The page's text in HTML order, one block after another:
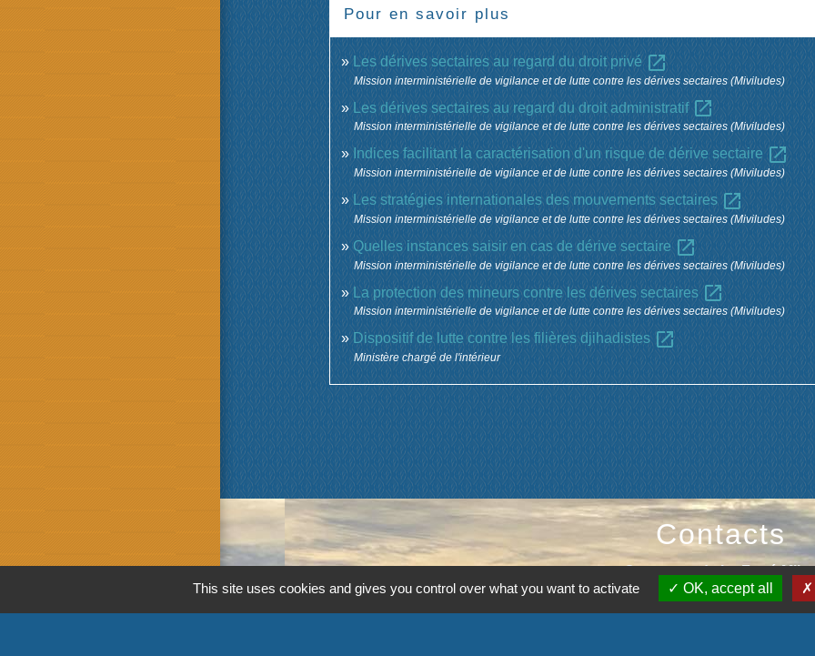
Pour en savoir plus
Les dérives sectaires au regard du droit privéopen_in_new
Mission interministérielle de vigilance et de lutte contre les dérives sectaires (Miviludes)
Les dérives sectaires au regard du droit administratif open_in_new
Mission interministérielle de vigilance et de lutte contre les dérives sectaires (Miviludes)
Indices facilitant la caractérisation d'un risque de dérive sectaire open_in_new
Mission interministérielle de vigilance et de lutte contre les dérives sectaires (Miviludes)
Les stratégies internationales des mouvements sectairesopen_in_new
Mission interministérielle de vigilance et de lutte contre les dérives sectaires (Miviludes)
Quelles instances saisir en cas de dérive sectaire open_in_new
Mission interministérielle de vigilance et de lutte contre les dérives sectaires (Miviludes)
La protection des mineurs contre les dérives sectairesopen_in_new
Mission interministérielle de vigilance et de lutte contre les dérives sectaires (Miviludes)
Dispositif de lutte contre les filières djihadistesopen_in_new
Ministère chargé de l'intérieur
Contacts
Commune de La Ferté-
29, rue de la Chaussée
02460 La Ferté-Milon -
This site uses cookies and gives you control over what you want to activate OK, accept all